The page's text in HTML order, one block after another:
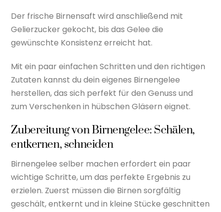
Der frische Birnensaft wird anschließend mit
Gelierzucker gekocht, bis das Gelee die
gewünschte Konsistenz erreicht hat.
Mit ein paar einfachen Schritten und den richtigen
Zutaten kannst du dein eigenes Birnengelee
herstellen, das sich perfekt für den Genuss und
zum Verschenken in hübschen Gläsern eignet.
Zubereitung von Birnengelee: Schälen,
entkernen, schneiden
Birnengelee selber machen erfordert ein paar
wichtige Schritte, um das perfekte Ergebnis zu
erzielen. Zuerst müssen die Birnen sorgfältig
geschält, entkernt und in kleine Stücke geschnitten